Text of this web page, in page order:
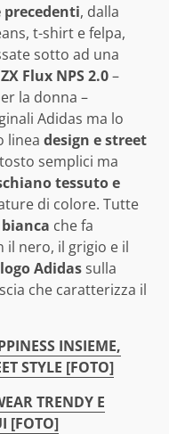
, dalla
t-shirt e felpa,
sotto ad una
ZX Flux NPS 2.0–
la donna –
Adidas ma lo
linea design e street
semplici ma
tessuto e
di colore. Tutte
che fa
nero, il grigio e il
logo Adidassulla
che caratterizza il
INSIEME,
STYLE [FOTO]
TRENDY E
[FOTO]